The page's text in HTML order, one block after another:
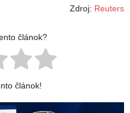
Zdroj: Reuters
článok?
článok!